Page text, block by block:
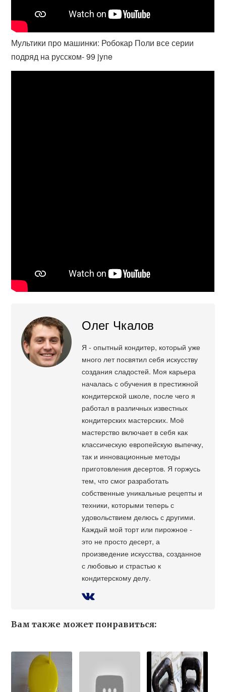
Мультики про машинки: Робокар Поли все серии
подряд на русском- 99 jyne
Олег Чкалов
Я - опытный кондитер, который уже
много лет посвятил себя искусству
создания сладостей. Моя карьера
началась с обучения в престижной
кондитерской школе, после чего я
работал в различных известных
кондитерских мастерских. Моё
мастерство включает в себя как
классическую европейскую выпечку,
так и инновационные методы
приготовления десертов. Я горжусь
тем, что смог разработать
собственные уникальные рецепты и
техники, которыми теперь с
удовольствием делюсь с другими.
Каждый мой торт или пирожное -
это не просто десерт, а
произведение искусства, созданное
с любовью и страстью к
кондитерскому делу.
Вам также может понравиться: